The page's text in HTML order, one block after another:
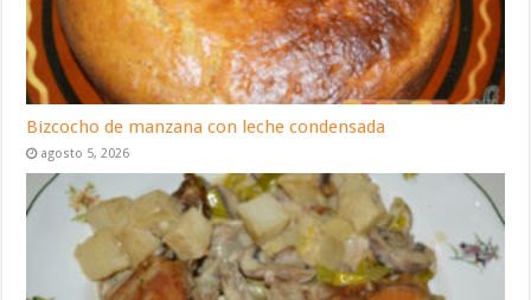
Bizcocho de manzana con leche condensada
agosto 5, 2026